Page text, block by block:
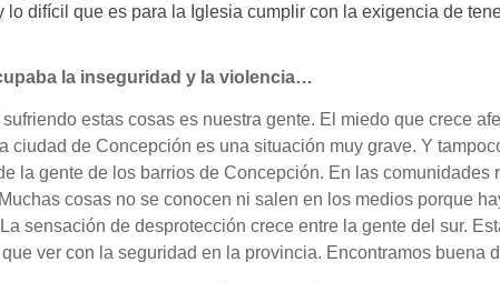
lo difícil que es para la Iglesia cumplir con la exigencia de
la inseguridad y la violencia…
estas cosas es nuestra gente. El miedo que crece
ciudad de Concepción es una situación muy grave. Y
la gente de los barrios de Concepción. En las comunidades
cosas no se conocen ni salen en los medios porque
sensación de desprotección crece entre la gente del sur.
ver con la seguridad en la provincia. Encontramos buena